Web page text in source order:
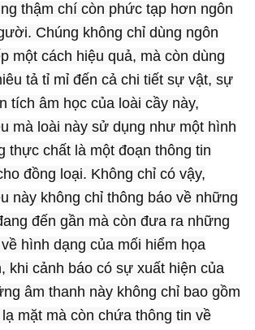
thậm chí còn phức tạp hơn ngôn
Chúng không chỉ dùng ngôn
một cách hiệu quả, mà còn dùng
tả tỉ mỉ đến cả chi tiết sự vật, sự
tích âm học của loài cầy này,
mà loài này sử dụng như một hình
thực chất là một đoạn thông tin
đồng loại. Không chỉ có vậy,
này không chỉ thông báo về những
đến gần mà còn đưa ra những
hình dạng của mối hiểm họa
khi cảnh báo có sự xuất hiện của
âm thanh này không chỉ bao gồm
mặt mà còn chứa thông tin về